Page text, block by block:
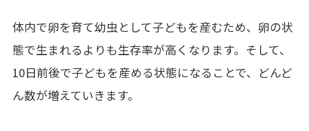
体内で卵を育て幼虫として子どもを産むため、卵の状
態で生まれるよりも生存率が高くなります。そして、
10日前後で子どもを産める状態になることで、どんど
ん数が増えていきます。